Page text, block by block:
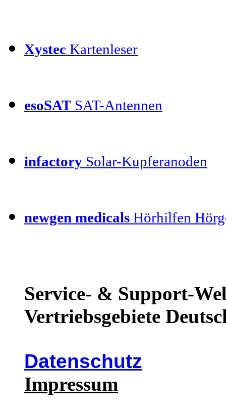
Xystec Kartenleser
esoSAT SAT-Antennen
infactory Solar-Kupferanoden
newgen medicals Hörhilfen
Service- & Support-
Vertriebsgebiete
Datenschutz
Impressum